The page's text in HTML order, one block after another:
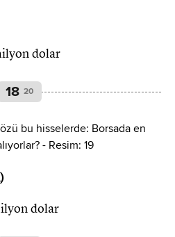
dolar
18 20
dolar